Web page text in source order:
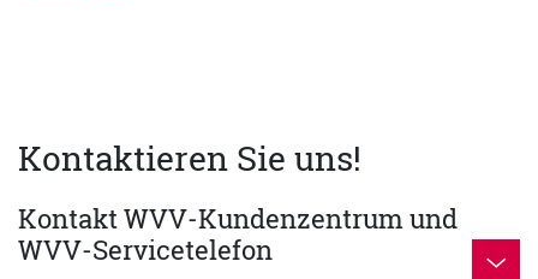
Kontaktieren Sie uns!
Kontakt WVV-Kundenzentrum und
WVV-Servicetelefon